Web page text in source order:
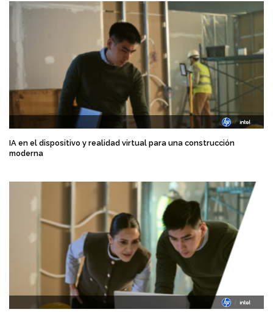
IA en el dispositivo y realidad virtual para una construcción
moderna